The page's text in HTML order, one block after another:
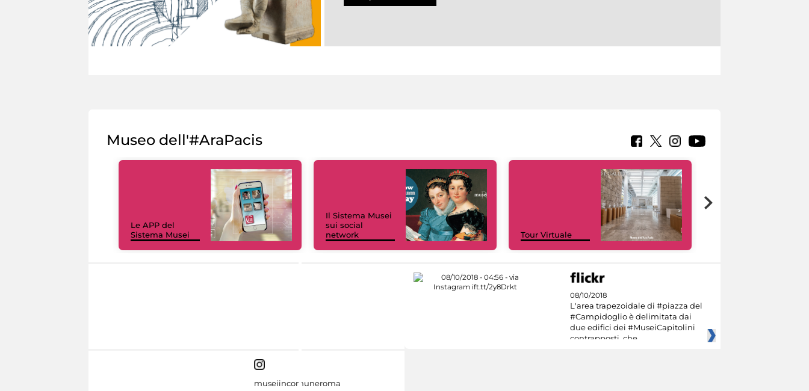
Museo dell'#AraPacis
Le APP del
Sistema Musei
Il Sistema Musei
sui social
network
Tour Virtuale
08/10/2018
L'area trapezoidale di #piazza del
#Campidoglio è delimitata dai
due edifici dei #MuseiCapitolini
contrapposti, che
museiincomuneroma